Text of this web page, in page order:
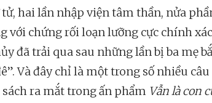
hai lần nhập viện tâm thần, nửa
với chứng rối loạn lưỡng cực chính
đã trải qua sau những lần bị ba mẹ
Và đây chỉ là một trong số nhiều
ra mắt trong ấn phẩm Vẫn là con